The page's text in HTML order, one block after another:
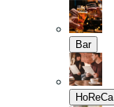
Bar
HoReCa